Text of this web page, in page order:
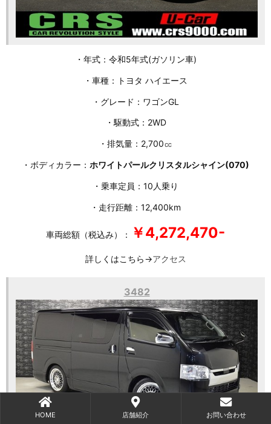
・年式：令和5年式(ガソリン車)
・車種：トヨタ ハイエース
・グレード：ワゴンGL
・駆動式：2WD
・排気量：2,700㏄
・ボディカラー： ホワイトパールクリスタルシャイン(070)
・乗車定員：10人乗り
・走行距離：12,400km
車両総額（税込み）： ￥4,272,470-
詳しくはこちら→アクセス
3482
HOME 店舗紹介 お問い合わせ